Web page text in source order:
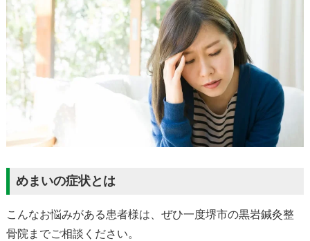
めまいの症状とは
こんなお悩みがある患者様は、ぜひ一度堺市の黒岩鍼灸整
骨院までご相談ください。